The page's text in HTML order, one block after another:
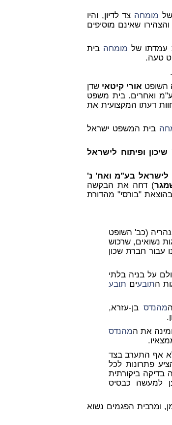
מומחה צד לדיון, והיו
שאינם מוסיפים
עמדתו של מומחה בית
טעה.
השופט אורי קיטאי שדן
ואחרים. בית משפט
דעתו המקצועית את
בית המשפט ישראל
ופיתוח לישראל
לישראל בע"מ ואח' נ'
) דחה את הבקשה
"בורסי" מהדורת
(כב' השופט
14 תיקים מיום 30.11.89, ובסמוך לו. המדובר ב- 14 זוגות נשואים, שרכוש
נבנו עבור חברת שכון
על בניה בלתי
התובעים תובע
מהנדס בן-עזרא,
ומינה את המהנדס
אף התערב בצד
פתרונות לכל
ביקורתית
למעשה כבסיס
ומרבית הפגמים נשוא